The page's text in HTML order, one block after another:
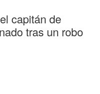
capitán de
tras un robo